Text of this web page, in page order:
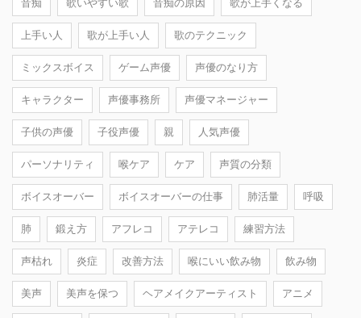
音痴 歌いやすい歌 音痴の原因 歌が上手くなる
上手い人 歌が上手い人 歌のテクニック
ミックスボイス ゲーム声優 声優のなり方
キャラクター 声優事務所 声優マネージャー
子供の声優 子役声優 親 人気声優
パーソナリティ 喉ケア ケア 声質の分類
ボイスオーバー ボイスオーバーの仕事 肺活量 呼吸
肺 鍛え方 アフレコ アテレコ 練習方法
声枯れ 炎症 改善方法 喉にいい飲み物 飲み物
美声 美声を保つ ヘアメイクアーティスト アニメ